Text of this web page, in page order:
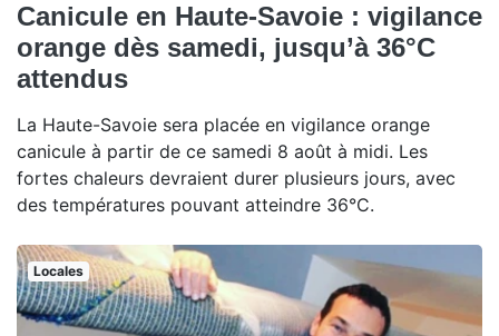
Canicule en Haute-Savoie : vigilance
orange dès samedi, jusqu’à 36°C
attendus
La Haute-Savoie sera placée en vigilance orange
canicule à partir de ce samedi 8 août à midi. Les
fortes chaleurs devraient durer plusieurs jours, avec
des températures pouvant atteindre 36°C.
Locales